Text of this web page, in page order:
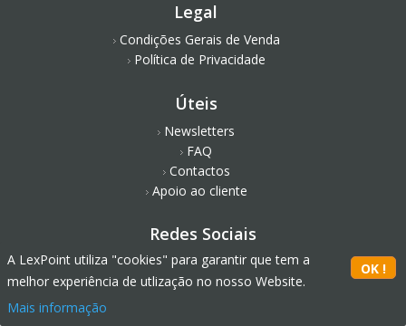
Legal
Condições Gerais de Venda
Política de Privacidade
Úteis
Newsletters
FAQ
Contactos
Apoio ao cliente
Redes Sociais
A LexPoint utiliza "cookies" para garantir que tem a
melhor experiência de utlização no nosso Website.
Mais informação